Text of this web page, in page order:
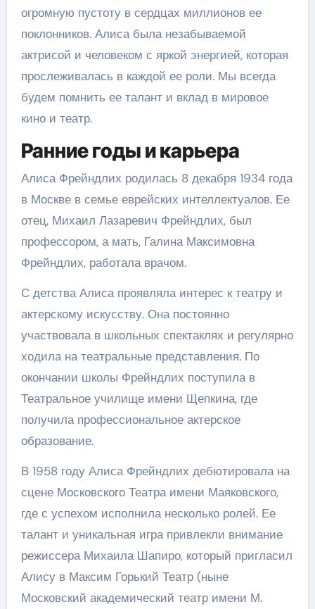
огромную пустоту в сердцах миллионов ее
поклонников. Алиса была незабываемой
актрисой и человеком с яркой энергией, которая
прослеживалась в каждой ее роли. Мы всегда
будем помнить ее талант и вклад в мировое
кино и театр.
Ранние годы и карьера
Алиса Фрейндлих родилась 8 декабря 1934 года
в Москве в семье еврейских интеллектуалов. Ее
отец, Михаил Лазаревич Фрейндлих, был
профессором, а мать, Галина Максимовна
Фрейндлих, работала врачом.
С детства Алиса проявляла интерес к театру и
актерскому искусству. Она постоянно
участвовала в школьных спектаклях и регулярно
ходила на театральные представления. По
окончании школы Фрейндлих поступила в
Театральное училище имени Щепкина, где
получила профессиональное актерское
образование.
В 1958 году Алиса Фрейндлих дебютировала на
сцене Московского Театра имени Маяковского,
где с успехом исполнила несколько ролей. Ее
талант и уникальная игра привлекли внимание
режиссера Михаила Шапиро, который пригласил
Алису в Максим Горький Театр (ныне
Московский академический театр имени М.